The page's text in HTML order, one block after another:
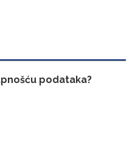
podataka?